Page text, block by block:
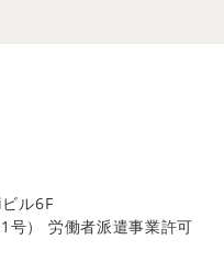
ル6F
号） 労働者派遣事業許可